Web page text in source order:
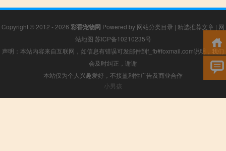
Copyright © 2012 - 2026 彩香宠物网 Powered by 网站分类目录 | 精选推荐文章 | 网
站地图 苏ICP备10210235号
声明：本站内容来自互联网，如信息有错误可发邮件到f_fb#foxmail.com说明，我们
会及时纠正，谢谢
本站仅为个人兴趣爱好，不接盈利性广告及商业合作
小男孩